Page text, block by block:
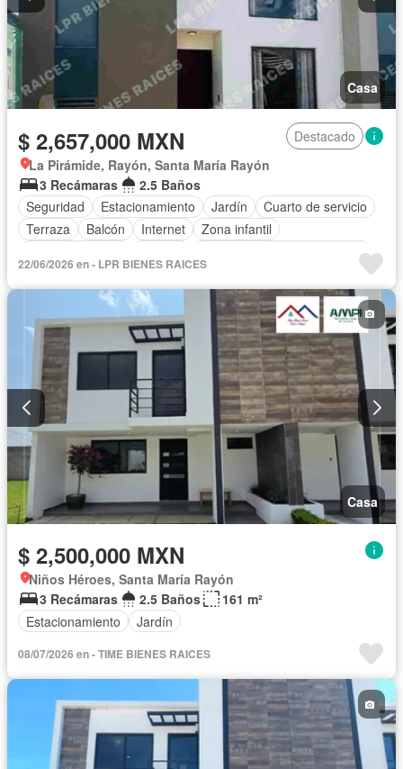
Casa
$ 2,657,000 MXN
Destacado
La Pirámide, Rayón, Santa María Rayón
3 Recámaras
2.5 Baños
Seguridad
Estacionamiento Jardín
Cuarto de servicio
Terraza
Balcón Internet
Zona infantil
Circuito cerrado de televisión
Agua
Cancha de tenis Asador
Permite mascotas
Permite niños Sin amueblar
22/06/2026 en - LPR BIENES RAICES
Casa
$ 2,500,000 MXN
Niños Héroes, Santa María Rayón
3 Recámaras
2.5 Baños
161 m²
Estacionamiento
Jardín
08/07/2026 en - TIME BIENES RAICES